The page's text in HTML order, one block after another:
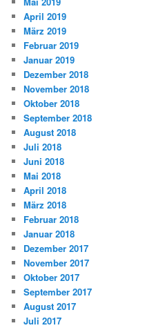
April 2019
März 2019
Februar 2019
Januar 2019
Dezember 2018
November 2018
Oktober 2018
September 2018
August 2018
Juli 2018
Juni 2018
Mai 2018
April 2018
März 2018
Februar 2018
Januar 2018
Dezember 2017
November 2017
Oktober 2017
September 2017
August 2017
Juli 2017